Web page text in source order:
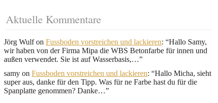
Aktuelle Kommentare
Jörg Wulfon Fussboden vorstreichen und lackieren: “Hallo Samy,
wir haben von der Firma Mipa die WBS Betonfarbe für innen und
außen verwendet. Sie ist auf Wasserbasis,…”
samy on Fussboden vorstreichen und lackieren: “Hallo Micha, sieht
super aus, danke für den Tipp. Was für ne Farbe hast du für die
Spanplatte genommen? Danke…”